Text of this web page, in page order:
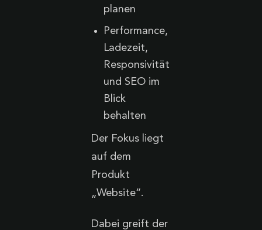
planen
Performance,
Ladezeit,
Responsivität
und SEO im
Blick
behalten
Der Fokus liegt
auf dem
Produkt
„Website“.
Dabei greift der